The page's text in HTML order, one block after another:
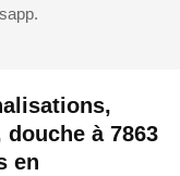
à 7863
en